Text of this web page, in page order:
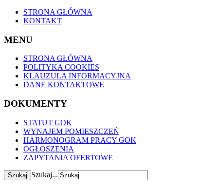
STRONA GŁÓWNA
KONTAKT
MENU
STRONA GŁÓWNA
POLITYKA COOKIES
KLAUZULA INFORMACYJNA
DANE KONTAKTOWE
DOKUMENTY
STATUT GOK
WYNAJEM POMIESZCZEŃ
HARMONOGRAM PRACY GOK
OGŁOSZENIA
ZAPYTANIA OFERTOWE
Szukaj...